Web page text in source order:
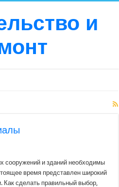
и
сооружений и зданий необходимы
время представлен широкий
Как сделать правильный выбор,